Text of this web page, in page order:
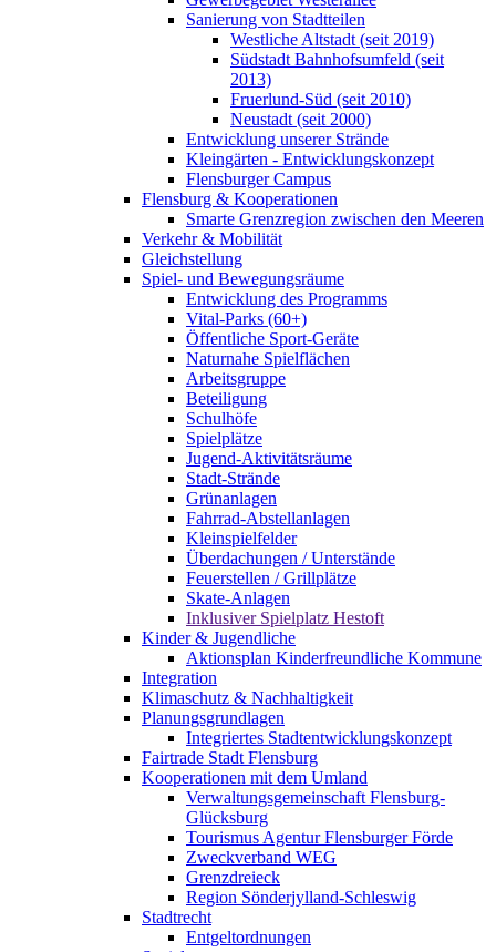
Sanierung von Stadtteilen
Westliche Altstadt (seit 2019)
Südstadt Bahnhofsumfeld (seit
2013)
Fruerlund-Süd (seit 2010)
Neustadt (seit 2000)
Entwicklung unserer Strände
Kleingärten - Entwicklungskonzept
Flensburger Campus
Flensburg & Kooperationen
Smarte Grenzregion zwischen den Meeren
Verkehr & Mobilität
Gleichstellung
Spiel- und Bewegungsräume
Entwicklung des Programms
Vital-Parks (60+)
Öffentliche Sport-Geräte
Naturnahe Spielflächen
Arbeitsgruppe
Beteiligung
Schulhöfe
Spielplätze
Jugend-Aktivitätsräume
Stadt-Strände
Grünanlagen
Fahrrad-Abstellanlagen
Kleinspielfelder
Überdachungen / Unterstände
Feuerstellen / Grillplätze
Skate-Anlagen
Inklusiver Spielplatz Hestoft
Kinder & Jugendliche
Aktionsplan Kinderfreundliche Kommune
Integration
Klimaschutz & Nachhaltigkeit
Planungsgrundlagen
Integriertes Stadtentwicklungskonzept
Fairtrade Stadt Flensburg
Kooperationen mit dem Umland
Verwaltungsgemeinschaft Flensburg-
Glücksburg
Tourismus Agentur Flensburger Förde
Zweckverband WEG
Grenzdreieck
Region Sönderjylland-Schleswig
Stadtrecht
Entgeltordnungen